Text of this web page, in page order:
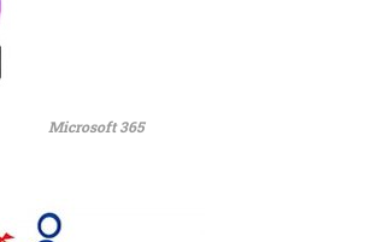
Microsoft 365